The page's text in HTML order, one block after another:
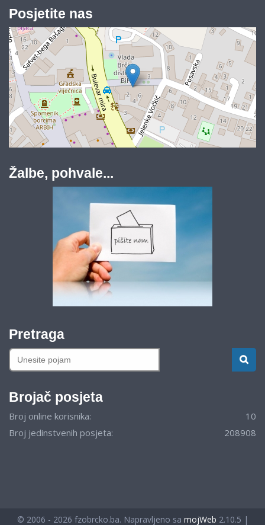
Posjetite nas
Žalbe, pohvale...
Pretraga
Brojač posjeta
Broj online korisnika:
10
Broj jedinstvenih posjeta:
208908
© 2006 - 2026 fzobrcko.ba. Napravljeno sa mojWeb 2.10.5 |